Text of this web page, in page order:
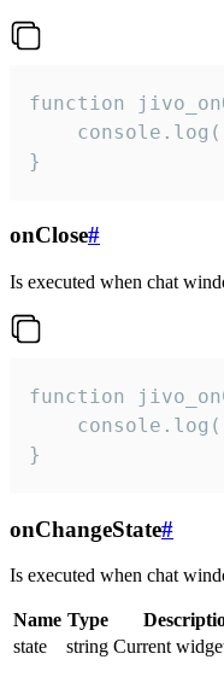
function
}
onClose#
Is executed when chat
function
}
onChangeState#
Is executed when chat
Name Type
state
string Current